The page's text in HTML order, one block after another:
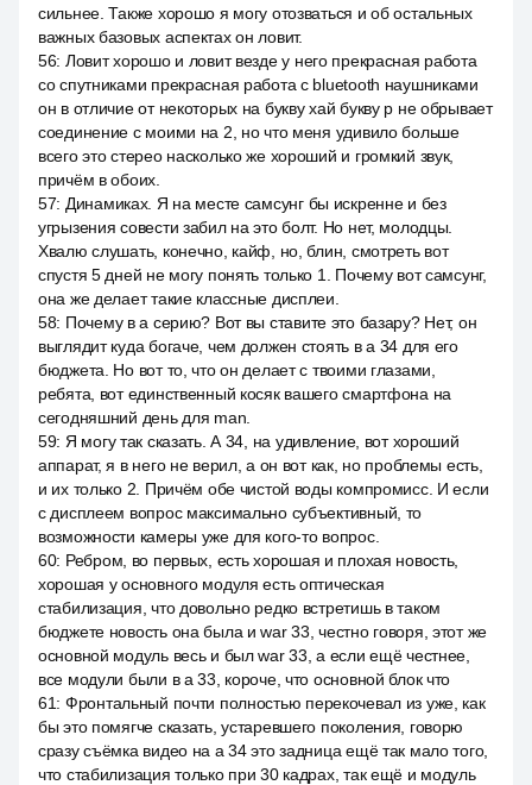
сильнее. Также хорошо я могу отозваться и об остальных
важных базовых аспектах он ловит.
56: Ловит хорошо и ловит везде у него прекрасная работа
со спутниками прекрасная работа с bluetooth наушниками
он в отличие от некоторых на букву хай букву р не обрывает
соединение с моими на 2, но что меня удивило больше
всего это стерео насколько же хороший и громкий звук,
причём в обоих.
57: Динамиках. Я на месте самсунг бы искренне и без
угрызения совести забил на это болт. Но нет, молодцы.
Хвалю слушать, конечно, кайф, но, блин, смотреть вот
спустя 5 дней не могу понять только 1. Почему вот самсунг,
она же делает такие классные дисплеи.
58: Почему в а серию? Вот вы ставите это базару? Нет, он
выглядит куда богаче, чем должен стоять в а 34 для его
бюджета. Но вот то, что он делает с твоими глазами,
ребята, вот единственный косяк вашего смартфона на
сегодняшний день для man.
59: Я могу так сказать. А 34, на удивление, вот хороший
аппарат, я в него не верил, а он вот как, но проблемы есть,
и их только 2. Причём обе чистой воды компромисс. И если
с дисплеем вопрос максимально субъективный, то
возможности камеры уже для кого-то вопрос.
60: Ребром, во первых, есть хорошая и плохая новость,
хорошая у основного модуля есть оптическая
стабилизация, что довольно редко встретишь в таком
бюджете новость она была и war 33, честно говоря, этот же
основной модуль весь и был war 33, а если ещё честнее,
все модули были в а 33, короче, что основной блок что
61: Фронтальный почти полностью перекочевал из уже, как
бы это помягче сказать, устаревшего поколения, говорю
сразу съёмка видео на а 34 это задница ещё так мало того,
что стабилизация только при 30 кадрах, так ещё и модуль